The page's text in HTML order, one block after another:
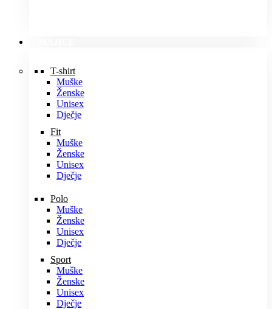
T-shirt
Muške
Ženske
Unisex
Dječje
Fit
Muške
Ženske
Unisex
Dječje
Polo
Muške
Ženske
Unisex
Dječje
Sport
Muške
Ženske
Unisex
Dječje